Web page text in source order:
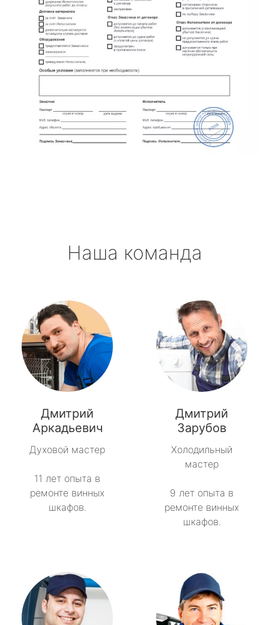
Наша команда
Дмитрий
Аркадьевич
Духовой мастер
11 лет опыта в
ремонте винных
шкафов.
Дмитрий
Зарубов
Холодильный
мастер
9 лет опыта в
ремонте винных
шкафов.